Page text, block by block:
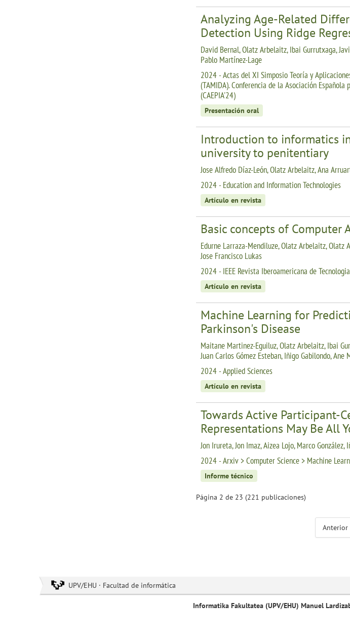
Analyzing Age-Related
Detection Using Ridge
David Bernal, Olatz Arbelaitz, Ibai Gurrutxaga,
Pablo Martínez-Lage
2024 - Actas del XI Simposio Teoría y
(TAMIDA). Conferencia de la Asociación
(CAEPIA'24)
Presentación oral
Introduction to informatics
university to penitentiary
Jose Alfredo Díaz-León, Olatz Arbelaitz, Ana
2024 - Education and Information Technologies
Artículo en revista
Basic concepts of
Edurne Larraza-Mendiluze, Olatz Arbelaitz, Olatz
Jose Francisco Lukas
2024 - IEEE Revista Iberoamericana de
Artículo en revista
Machine Learning for
Parkinson's Disease
Maitane Martinez-Eguiluz, Olatz Arbelaitz, Ibai
Juan Carlos Gómez Esteban, Iñigo Gabilondo, Ane
2024 - Applied Sciences
Artículo en revista
Towards Active Participant-
Representations May Be All
Jon Irureta, Jon Imaz, Aizea Lojo, Marco González,
2024 - Arxiv > Computer Science > Machine
Informe técnico
Página 2 de 23 (221 publicaciones)
Anterior
UPV/EHU · Facultad de informática
Informatika Fakultatea (UPV/EHU) Manuel